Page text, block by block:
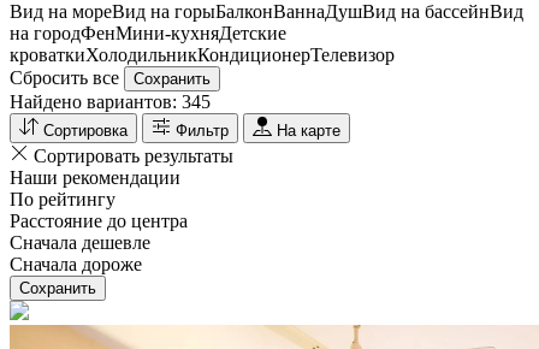
Вид на мореВид на горыБалконВаннаДушВид на бассейнВид
на городФенМини-кухняДетские
кроваткиХолодильникКондиционерТелевизор
Сбросить все
Сохранить
Найдено вариантов: 345
Сортировка Фильтр На карте
Сортировать результаты
Наши рекомендации
По рейтингу
Расстояние до центра
Сначала дешевле
Сначала дороже
Сохранить